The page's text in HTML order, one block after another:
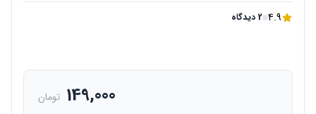
4.9 2 دیدگاه
149,000 تومان